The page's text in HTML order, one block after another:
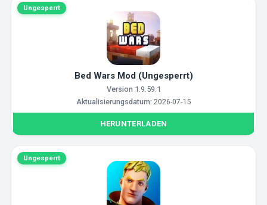
Ungesperrt
Bed Wars Mod (Ungesperrt)
Version 1.9.59.1
Aktualisierungsdatum: 2026-07-15
HERUNTERLADEN
Ungesperrt